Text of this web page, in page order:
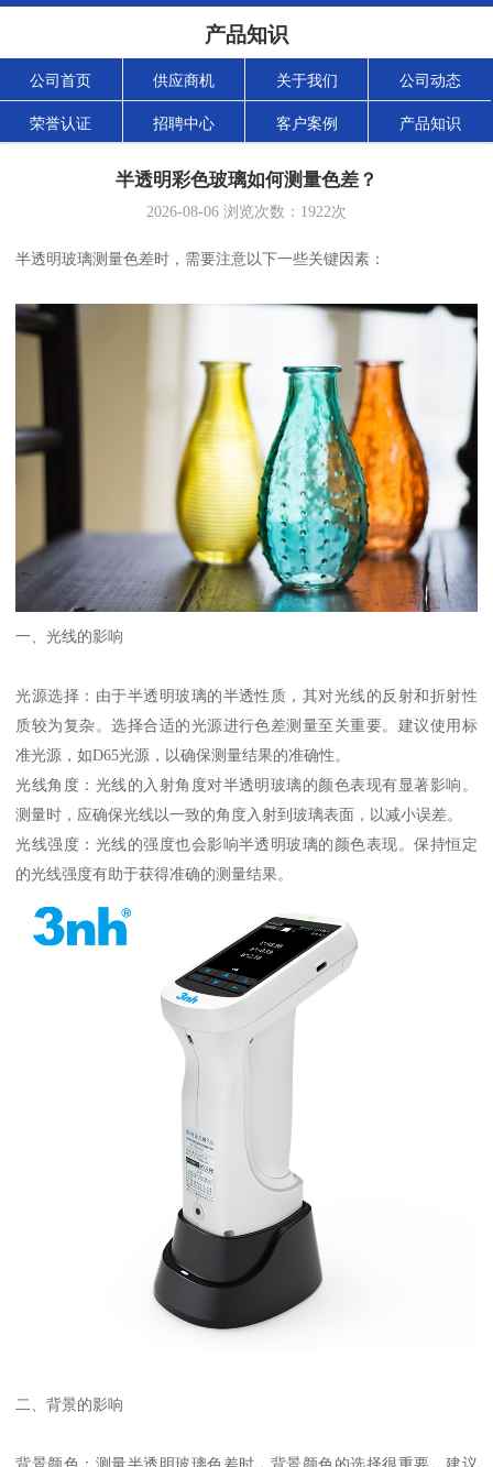
产品知识
公司首页 供应商机 关于我们 公司动态
荣誉认证 招聘中心 客户案例 产品知识
半透明彩色玻璃如何测量色差？
2026-08-06 浏览次数： 1922次
半透明玻璃测量色差时，需要注意以下一些关键因素：
一、光线的影响
光源选择：由于半透明玻璃的半透性质，其对光线的反射和折射性
质较为复杂。选择合适的光源进行色差测量至关重要。建议使用标
准光源，如D65光源，以确保测量结果的准确性。
光线角度：光线的入射角度对半透明玻璃的颜色表现有显著影响。
测量时，应确保光线以一致的角度入射到玻璃表面，以减小误差。
光线强度：光线的强度也会影响半透明玻璃的颜色表现。保持恒定
的光线强度有助于获得准确的测量结果。
二、背景的影响